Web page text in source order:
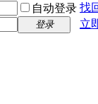
自动登录 找
登录
立